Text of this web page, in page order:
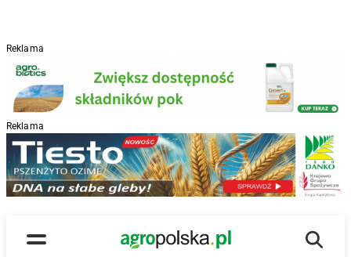
Reklama
Reklama
Menu
Main Logo